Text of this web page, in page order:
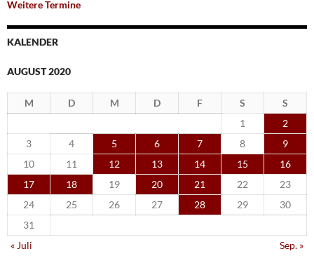
Weitere Termine
KALENDER
AUGUST 2020
M D M D F S
S
1
2
3
4 5 6 7 8
9
10
11 12 13 14 15
16
17
18 19 20 21 22
23
24
25 26 27 28 29
30
31
« Juli
Sep. »